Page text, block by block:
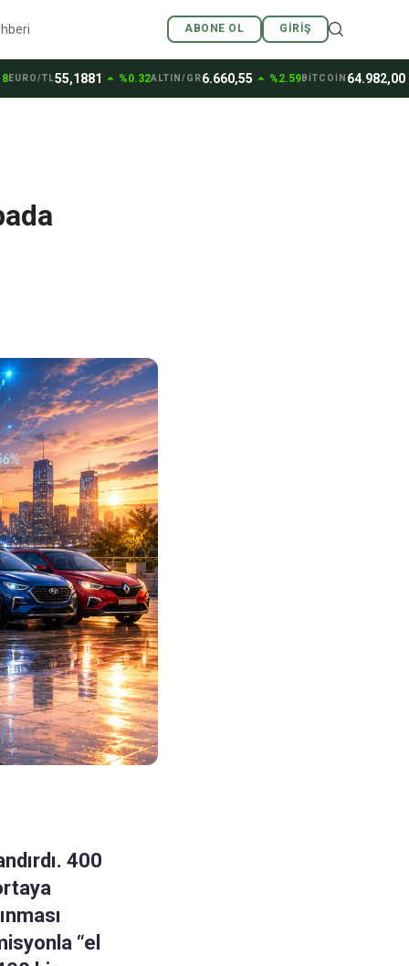
ABONE OL GIRIŞ
TL55,1881arrow_drop_up%0.32ALTIN/GR6.660,55arrow_drop_up%2.59BİTCOİN64.982,00arrow_drop_down
400
“el